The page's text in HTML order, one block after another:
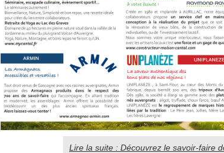
Lire la suite : Découvrez le savoir-faire